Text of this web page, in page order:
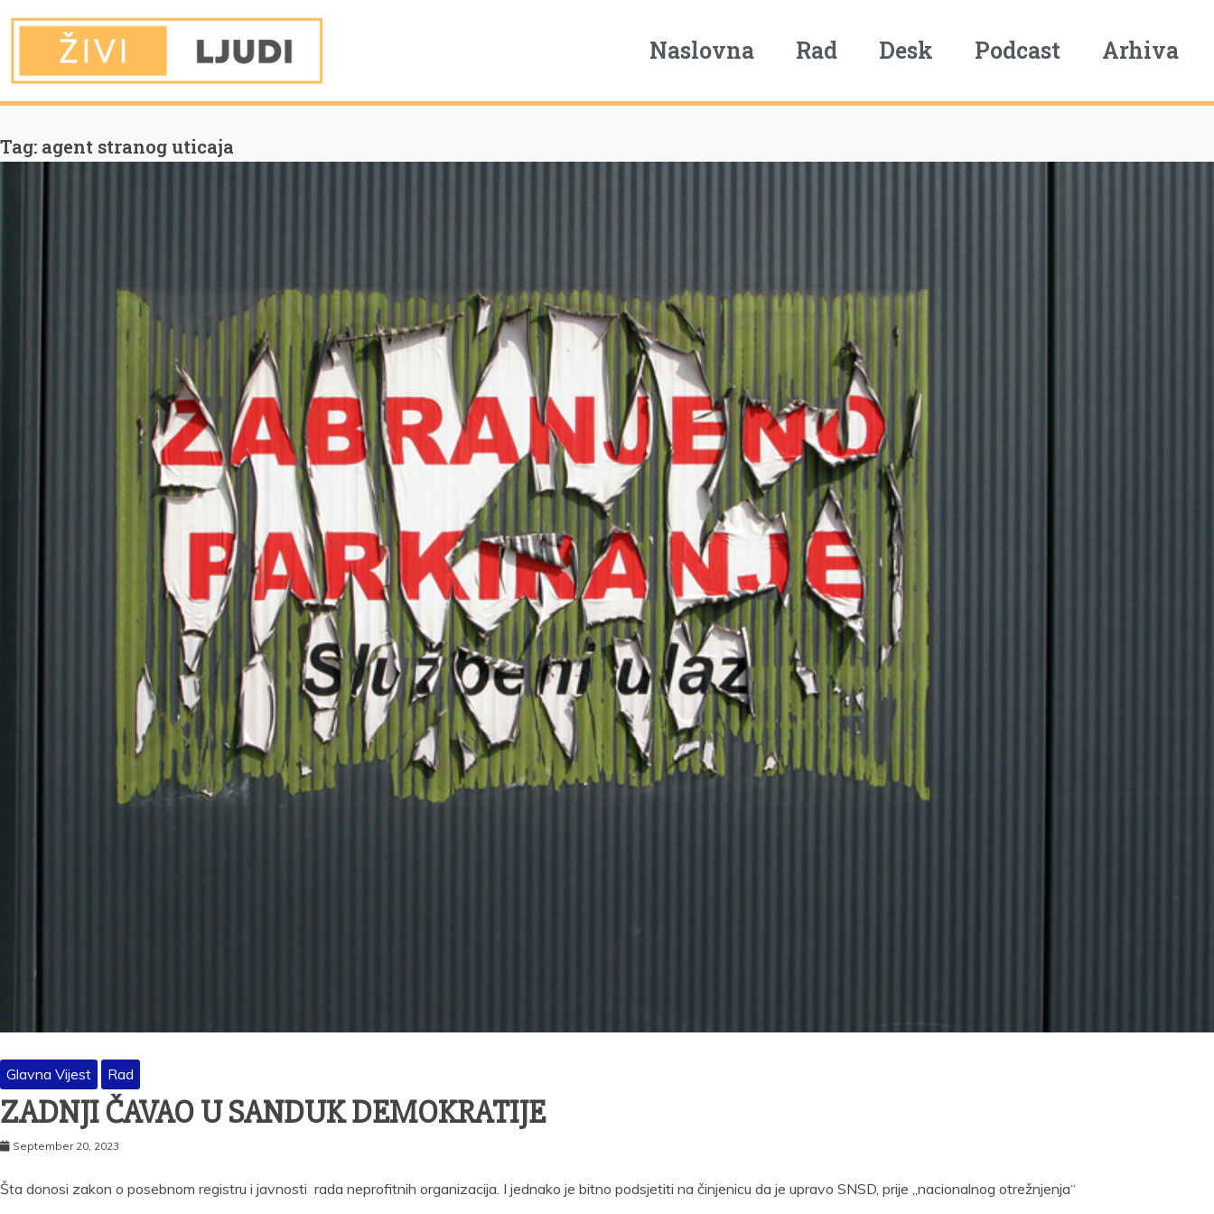
Naslovna Rad Desk Podcast Arhiva
You are Here
Home
agent stranog uticaja
Tag: agent stranog uticaja
Glavna Vijest Rad
ZADNJI ČAVAO U SANDUK DEMOKRATIJE
September 20, 2023
Šta donosi zakon o posebnom registru i javnosti rada neprofitnih organizacija. I jednako je bitno podsjetiti na činjenicu da je upravo SNSD, prije „nacionalnog otrežnjenja“